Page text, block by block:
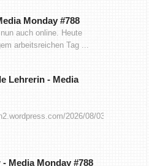
Monday #788
auch online. Heute
arbeitsreichen Tag ...
Lehrerin - Media
2026/08/03/media-
- Media Monday #788